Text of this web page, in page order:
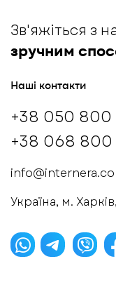
Зв'яжіться з
зручним
Наші контакти
+38 050
+38 068
Українa, м.